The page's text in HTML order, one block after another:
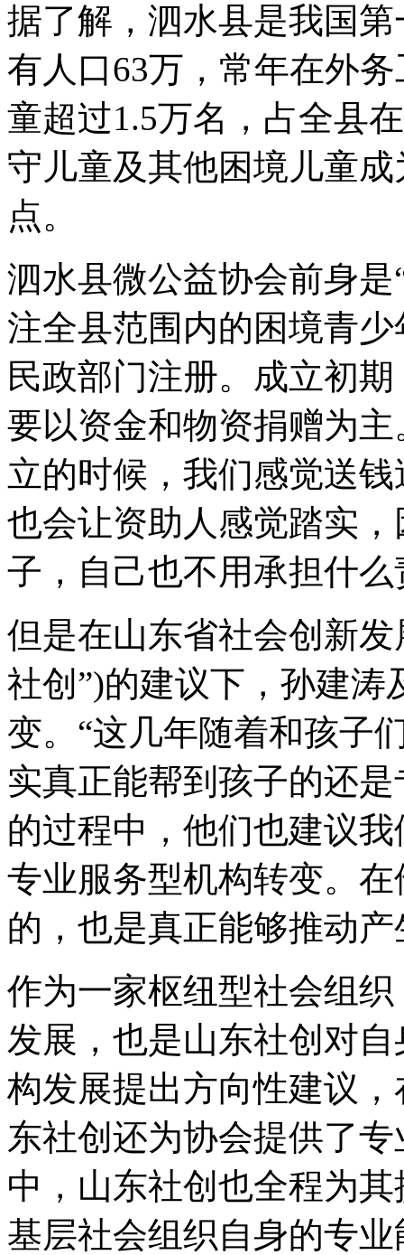
据了解，泗水县是我国
有人口63万，常年在外
童超过1.5万名，占全县
守儿童及其他困境儿童
点。
泗水县微公益协会前身
注全县范围内的困境青
民政部门注册。成立初
要以资金和物资捐赠为
立的时候，我们感觉送
也会让资助人感觉踏实
子，自己也不用承担什么
但是在山东省社会创新
社创”)的建议下，孙建
变。“这几年随着和孩子
实真正能帮到孩子的还
的过程中，他们也建议
专业服务型机构转变。
的，也是真正能够推动产
作为一家枢纽型社会组
发展，也是山东社创对
构发展提出方向性建议
东社创还为协会提供了
中，山东社创也全程为
基层社会组织自身的专